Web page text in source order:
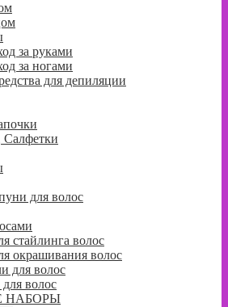
за руками
за ногами
для депиляции
Салфетки
для волос
стайлинга волос
окрашивания волос
для волос
волос
НАБОРЫ